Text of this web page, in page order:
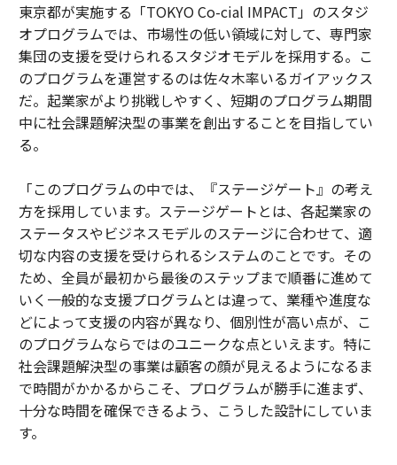
東京都が実施する「TOKYO Co-cial IMPACT」のスタジ
オプログラムでは、市場性の低い領域に対して、専門家
集団の支援を受けられるスタジオモデルを採用する。こ
のプログラムを運営するのは佐々木率いるガイアックス
だ。起業家がより挑戦しやすく、短期のプログラム期間
中に社会課題解決型の事業を創出することを目指してい
る。
「このプログラムの中では、『ステージゲート』の考え
方を採用しています。ステージゲートとは、各起業家の
ステータスやビジネスモデルのステージに合わせて、適
切な内容の支援を受けられるシステムのことです。その
ため、全員が最初から最後のステップまで順番に進めて
いく一般的な支援プログラムとは違って、業種や進度な
どによって支援の内容が異なり、個別性が高い点が、こ
のプログラムならではのユニークな点といえます。特に
社会課題解決型の事業は顧客の顔が見えるようになるま
で時間がかかるからこそ、プログラムが勝手に進まず、
十分な時間を確保できるよう、こうした設計にしていま
す。